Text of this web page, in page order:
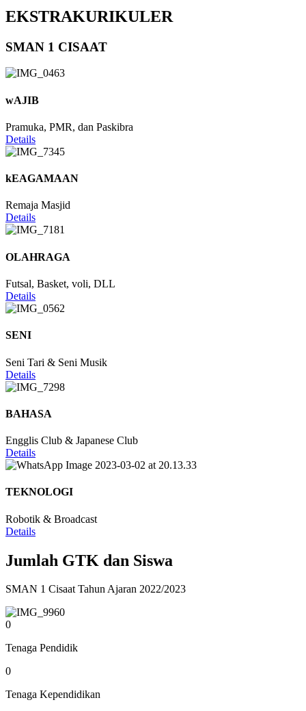
EKSTRAKURIKULER
SMAN 1 CISAAT
wAJIB
Pramuka, PMR, dan Paskibra
Details
kEAGAMAAN
Remaja Masjid
Details
OLAHRAGA
Futsal, Basket, voli, DLL
Details
SENI
Seni Tari & Seni Musik
Details
BAHASA
Engglis Club & Japanese Club
Details
TEKNOLOGI
Robotik & Broadcast
Details
Jumlah GTK dan Siswa
SMAN 1 Cisaat Tahun Ajaran 2022/2023
0
Tenaga Pendidik
0
Tenaga Kependidikan